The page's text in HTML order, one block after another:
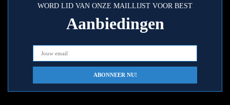
WORD LID VAN ONZE MAILLIJST VOOR BEST
Aanbiedingen